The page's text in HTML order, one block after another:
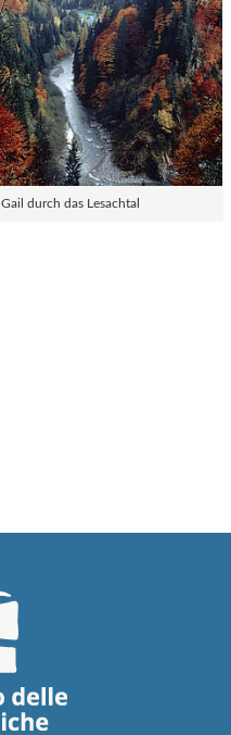
Gail durch das Lesachtal